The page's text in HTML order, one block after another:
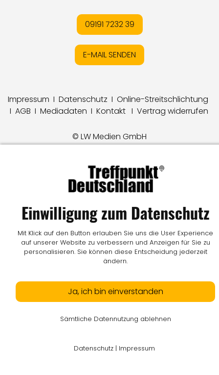
09191 7232 39
E-MAIL SENDEN
Impressum I Datenschutz I Online-Streitschlichtung
I AGB I Mediadaten I Kontakt I Vertrag widerrufen
© LW Medien GmbH
Einwilligung zum Datenschutz
Mit Klick auf den Button erlauben Sie uns die User Experience
auf unserer Website zu verbessern und Anzeigen für Sie zu
personalisieren. Sie können diese Entscheidung jederzeit
ändern.
Ja, ich bin einverstanden
Sämtliche Datennutzung ablehnen
Datenschutz | Impressum